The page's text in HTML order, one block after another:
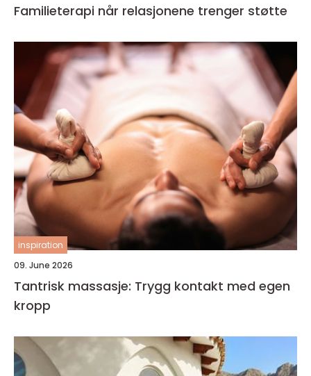
Familieterapi når relasjonene trenger støtte
inspiration
09. June 2026
Tantrisk massasje: Trygg kontakt med egen
kropp